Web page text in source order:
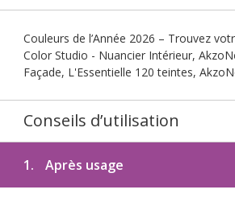
Couleurs de l’Année 2026 – Trouvez
Color Studio - Nuancier Intérieur,
Façade, L'Essentielle 120 teintes,
Conseils d’utilisation
1. Après usage